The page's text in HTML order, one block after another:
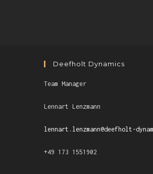
Deefholt Dynamics
Team Manager
Lennart Lenzmann
lennart.lenzmann@deefholt-
+49 173 1551902